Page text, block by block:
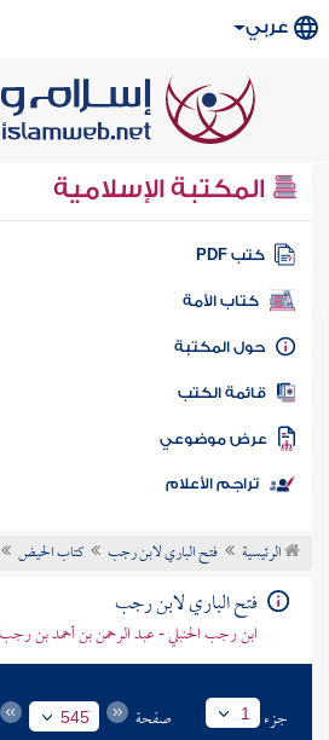
عربي
المكتبة الإسلامية
كتب PDF
كتاب الأمة
المكتبة
الكتب
موضوعي
تراجم الأعلام
الرئيسية فتح الباري لابن رجب كتاب الحيض
فتح الباري لابن رجب
ابن رجب الحنبلي - عبد الرحمن بن أحمد بن رجب
جزء 1 صفحة 545